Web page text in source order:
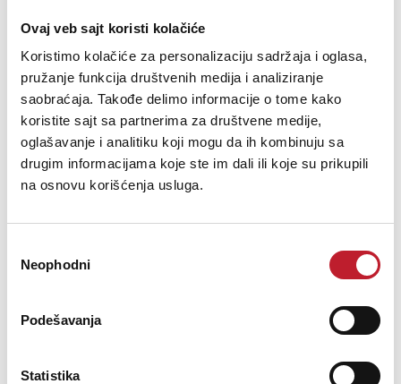
Ovaj veb sajt koristi kolačiće
Koristimo kolačiće za personalizaciju sadržaja i oglasa,
pružanje funkcija društvenih medija i analiziranje
saobraćaja. Takođe delimo informacije o tome kako
koristite sajt sa partnerima za društvene medije,
oglašavanje i analitiku koji mogu da ih kombinuju sa
drugim informacijama koje ste im dali ili koje su prikupili
na osnovu korišćenja usluga.
сагласности
Neophodni
Podešavanja
Statistika
Neumann M 149 TUBE - Lampaški mikrofoni
Lampaški Mikrofoni
STATE OF THE ART TUBE MICROPHONEThe M 149 Tube is a modern
version of Neumann’s famous M 49 microphone. Like its
an acoustically open headgrille. The M 149 is a universal studio
microphone w...